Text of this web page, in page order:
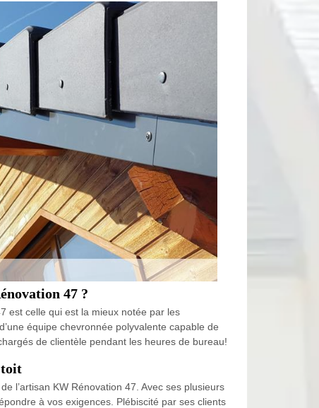
47 ?
est celle qui est la mieux notée par les
équipe chevronnée polyvalente capable de
de clientèle pendant les heures de bureau!
toit
l’artisan KW Rénovation 47. Avec ses plusieurs
à vos exigences. Plébiscité par ses clients